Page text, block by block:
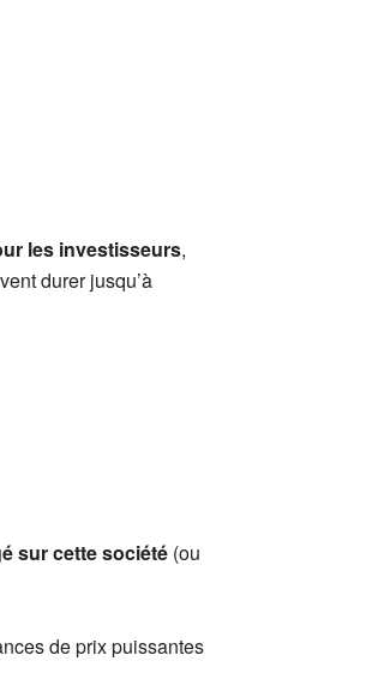
les investisseurs,
durer jusqu’à
sur cette société (ou
de prix puissantes